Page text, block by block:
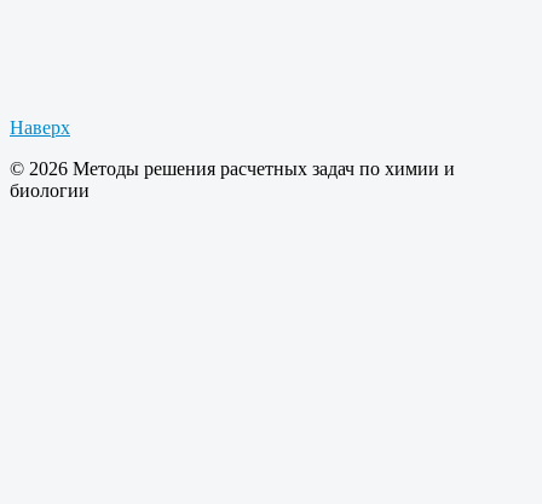
Наверх
© 2026 Методы решения расчетных задач по химии и
биологии